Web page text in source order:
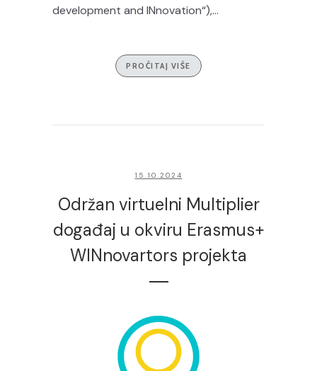
development and INnovation“),...
PROČITAJ VIŠE
15.10.2024
Održan virtuelni Multiplier
događaj u okviru Erasmus+
WINnovartors projekta